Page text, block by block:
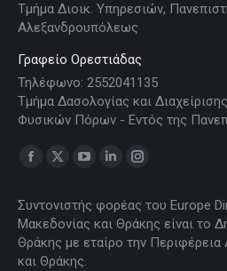
Τμήμα Διοικ. Υπηρεσιών,
Αλεξανδρουπόλεως
Γραφείο Ορεστιάδας
Τηλέφωνο: 2552041135
Τμήμα Δασολογίας και
Φυσικών Πόρων - Εντός της
Find us on:
Facebook
opens
in
new
X
opens
in
new
YouTube
opens
in
new
Linkedin
opens
in
Instagram
opens
in
Συντονιστής φορέας του Europe
Μακεδονίας και Θράκης είναι το
Θράκης με εταίρο την
και Θράκης.